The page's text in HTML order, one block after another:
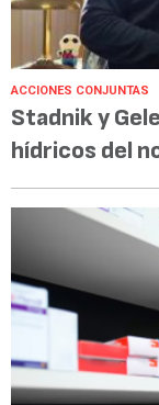
ACCIONES CONJUNTAS
Stadnik y
hídricos del